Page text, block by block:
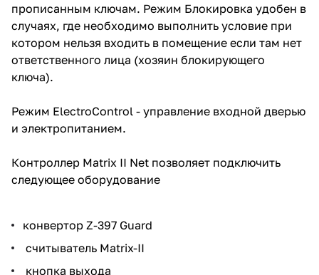
прописанным ключам. Режим Блокировка удобен в
случаях, где необходимо выполнить условие при
котором нельзя входить в помещение если там нет
ответственного лица (хозяин блокирующего
ключа).
Режим ElectroControl - управление входной дверью
и электропитанием.
Контроллер Matrix II Net позволяет подключить
следующее оборудование
конвертор Z-397 Guard
считыватель Matrix-II
кнопка выхода